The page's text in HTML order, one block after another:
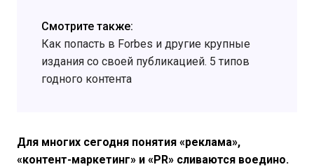
Смотрите также:
Как попасть в Forbes и другие крупные
издания со своей публикацией. 5 типов
годного контента
Для многих сегодня понятия «реклама»,
«контент-маркетинг» и «PR» сливаются воедино.